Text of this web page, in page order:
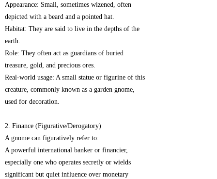
Appearance: Small, sometimes wizened, often
depicted with a beard and a pointed hat.
Habitat: They are said to live in the depths of the
earth.
Role: They often act as guardians of buried
treasure, gold, and precious ores.
Real-world usage: A small statue or figurine of this
creature, commonly known as a garden gnome,
used for decoration.
2. Finance (Figurative/Derogatory)
A gnome can figuratively refer to:
A powerful international banker or financier,
especially one who operates secretly or wields
significant but quiet influence over monetary